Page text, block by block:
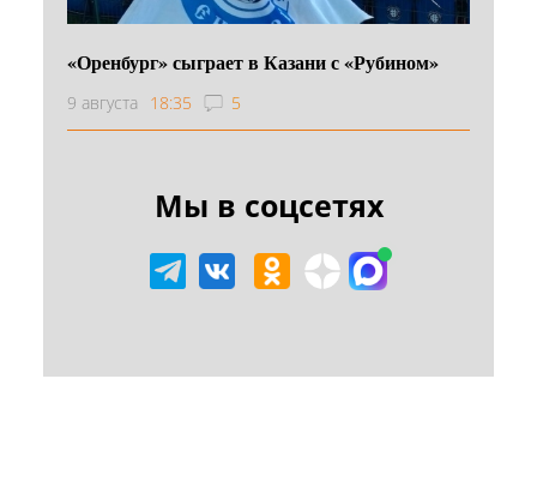
«Оренбург» сыграет в Казани с «Рубином»
9 августа 18:35 5
Мы в соцсетях